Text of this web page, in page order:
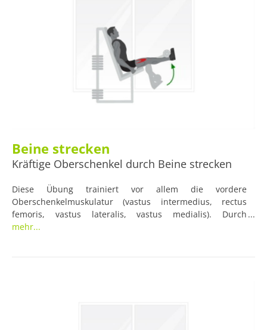
Beine strecken
Kräftige Oberschenkel durch Beine strecken
Diese Übung trainiert vor allem die vordere
Oberschenkelmuskulatur (vastus intermedius, rectus
femoris, vastus lateralis, vastus medialis). Durch
verschiedene Gewicht kann beim Beine strecken die
mehr...